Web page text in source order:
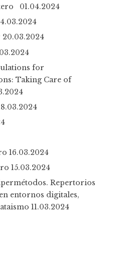
01.04.2024
20.03.2024
for
Taking Care of
16.03.2024
15.03.2024
Repertorios
entornos digitales,
11.03.2024